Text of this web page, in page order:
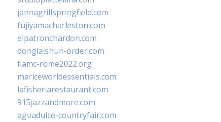
jannagrillspringfield.com
fujiyamacharleston.com
elpatronchardon.com
donglaishun-order.com
fiamc-rome2022.org
mariceworldessentials.com
lafisheriarestaurant.com
915jazzandmore.com
aguadulce-countryfair.com